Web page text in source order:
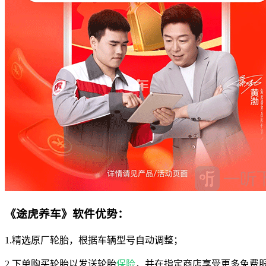
《途虎养车》软件优势：
1.精选原厂轮胎，根据车辆型号自动调整；
2.下单购买轮胎以发送轮胎保险，并在指定商店享受更多免费